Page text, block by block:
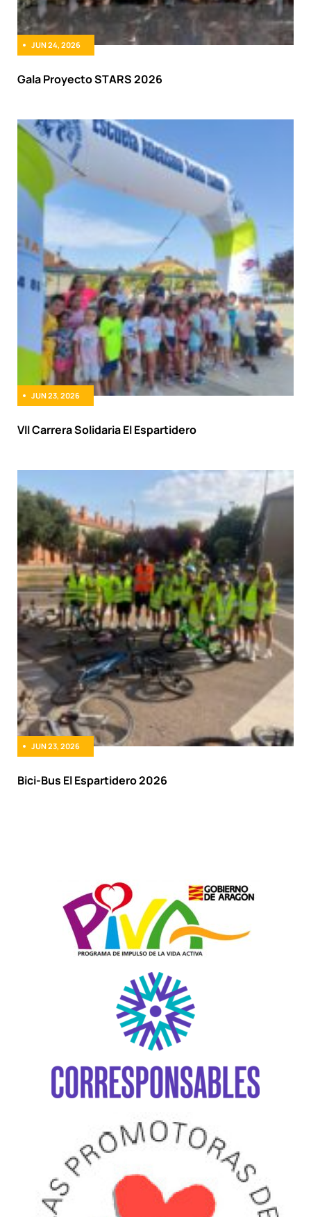
JUN 24, 2026
Gala Proyecto STARS 2026
JUN 23, 2026
VII Carrera Solidaria El Espartidero
JUN 23, 2026
Bici-Bus El Espartidero 2026